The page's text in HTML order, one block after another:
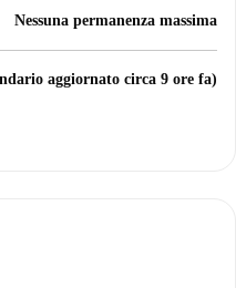
Nessuna permanenza massima
aggiornato circa 9 ore fa)